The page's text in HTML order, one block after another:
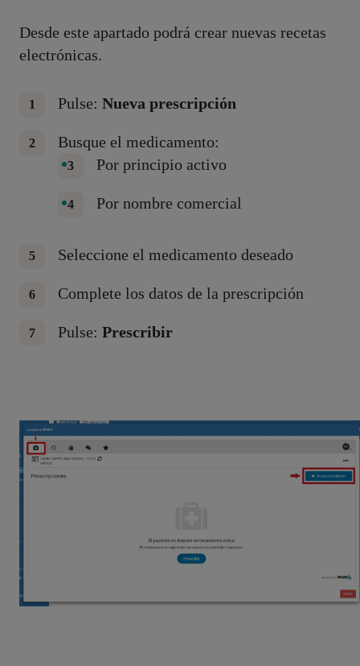
Desde este apartado podrá crear nuevas recetas
electrónicas.
Pulse: Nueva prescripción
Busque el medicamento:
Por principio activo
Por nombre comercial
Seleccione el medicamento deseado
Complete los datos de la prescripción
Pulse: Prescribir